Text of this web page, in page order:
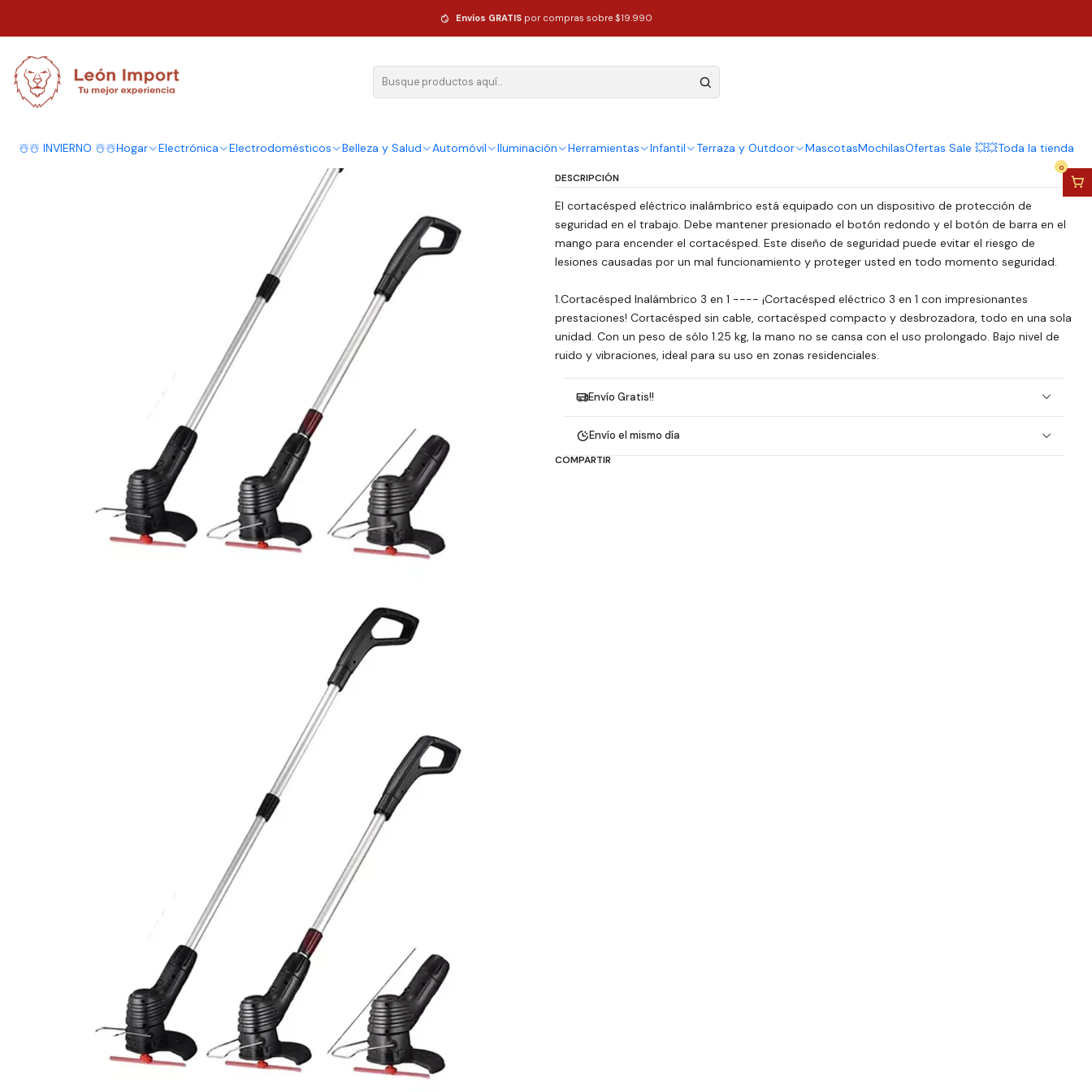
☃️☃️ INVIERNO ☃️☃️Hogar Electrónica Electrodomésticos Belleza y Salud Automóvil Iluminación Herramientas Infantil Terraza y Outdoor MascotasMochilasOfertas Sale 💥💥Toda la tienda
0
Envíos GRATIS por compras sobre $19.990
Cortadora Pasto Inalámbrica Biónica Orilladora Desmalezadora
| Cortadora Pasto Inalámbrica Biónica
Orilladora Desmalezadora
Cantidad
Agregar al Carro Comprar ahora
DESCRIPCIÓN
El cortacésped eléctrico inalámbrico está equipado con un dispositivo de protección de
seguridad en el trabajo. Debe mantener presionado el botón redondo y el botón de barra en el
mango para encender el cortacésped. Este diseño de seguridad puede evitar el riesgo de
lesiones causadas por un mal funcionamiento y proteger usted en todo momento seguridad.
1.Cortacésped Inalámbrico 3 en 1 ---- ¡Cortacésped eléctrico 3 en 1 con impresionantes
prestaciones! Cortacésped sin cable, cortacésped compacto y desbrozadora, todo en una sola
unidad. Con un peso de sólo 1.25 kg, la mano no se cansa con el uso prolongado. Bajo nivel de
ruido y vibraciones, ideal para su uso en zonas residenciales.
Envío Gratis!!
Envío el mismo día
COMPARTIR